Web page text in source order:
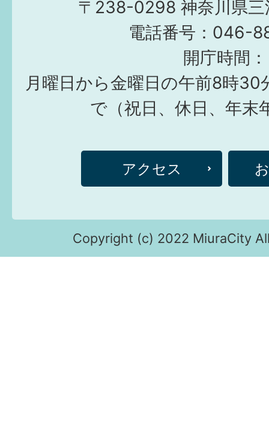
〒238-0298 神奈川県三
電話番号：046-
開庁時間：
月曜日から金曜日の午前8時30
で（祝日、休日、年末
アクセス
Copyright (c) 2022 MiuraCity